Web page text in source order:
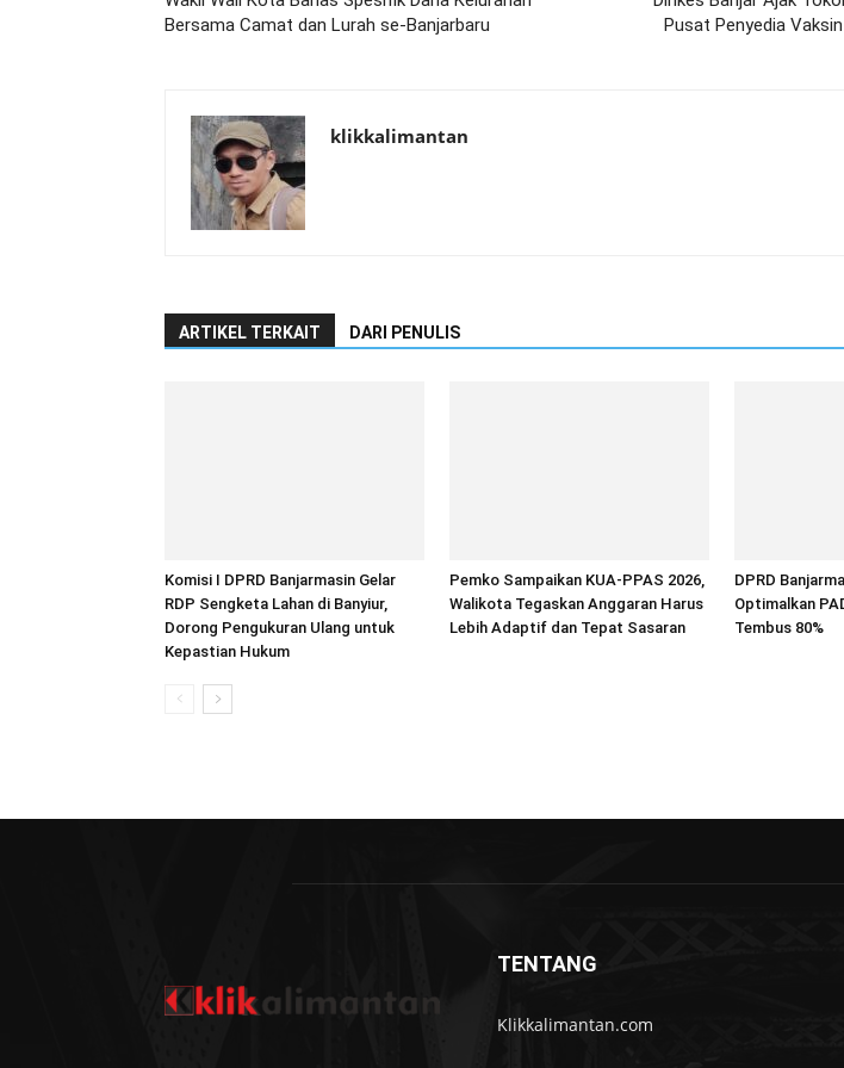
Bersama Camat dan Lurah se-Banjarbaru
Pusat Penyedia
klikkalimantan
ARTIKEL TERKAIT DARI PENULIS
Komisi I DPRD Banjarmasin Gelar
RDP Sengketa Lahan di Banyiur,
Dorong Pengukuran Ulang untuk
Kepastian Hukum
Pemko Sampaikan KUA-PPAS 2026,
Walikota Tegaskan Anggaran Harus
Lebih Adaptif dan Tepat Sasaran
DPRD
Optimalkan
Tembus 80%
TENTANG
Klikkalimantan.com